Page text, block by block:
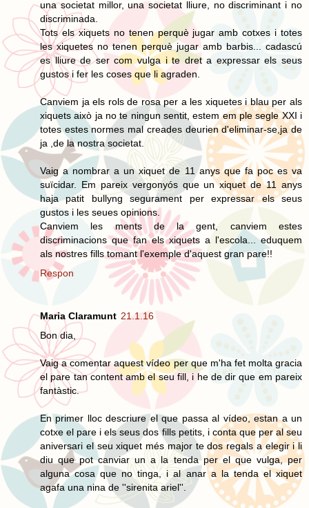
una societat millor, una societat lliure, no discriminant i no
discriminada.
Tots els xiquets no tenen perquè jugar amb cotxes i totes
les xiquetes no tenen perquè jugar amb barbis... cadascú
es lliure de ser com vulga i te dret a expressar els seus
gustos i fer les coses que li agraden.
Canviem ja els rols de rosa per a les xiquetes i blau per als
xiquets això ja no te ningun sentit, estem em ple segle XXI i
totes estes normes mal creades deurien d'eliminar-se,ja de
ja ,de la nostra societat.
Vaig a nombrar a un xiquet de 11 anys que fa poc es va
suïcidar. Em pareix vergonyós que un xiquet de 11 anys
haja patit bullyng segurament per expressar els seus
gustos i les seues opinions.
Canviem les ments de la gent, canviem estes
discriminacions que fan els xiquets a l'escola... eduquem
als nostres fills tomant l'exemple d'aquest gran pare!!
Respon
Maria Claramunt 21.1.16
Bon dia,
Vaig a comentar aquest vídeo per que m'ha fet molta gracia
el pare tan content amb el seu fill, i he de dir que em pareix
fantàstic.
En primer lloc descriure el que passa al vídeo, estan a un
cotxe el pare i els seus dos fills petits, i conta que per al seu
aniversari el seu xiquet més major te dos regals a elegir i li
diu que pot canviar un a la tenda per el que vulga, per
alguna cosa que no tinga, i al anar a la tenda el xiquet
agafa una nina de ''sirenita ariel''.